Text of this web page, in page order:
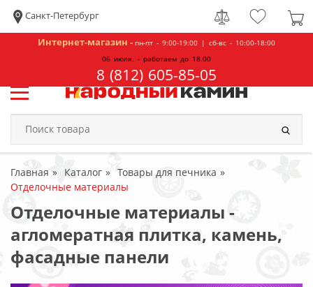
Санкт-Петербург
Интернет-магазин - пн-пт - 9:00-19:00 | сб-вс - 10:00-18:00
06 июля. - работаем до 18.00
8 (812) 605-85-05
Главная Каталог
Товары для печника
Отделочные материалы
Отделочные материалы -
агломератная плитка, камень,
фасадные панели